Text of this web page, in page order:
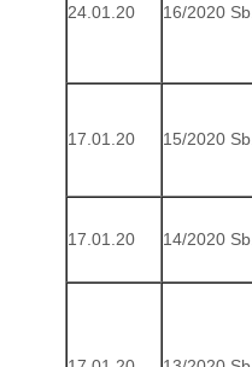
24.01.20 16/2020 Sb.
17.01.20 15/2020 Sb.
17.01.20 14/2020 Sb.